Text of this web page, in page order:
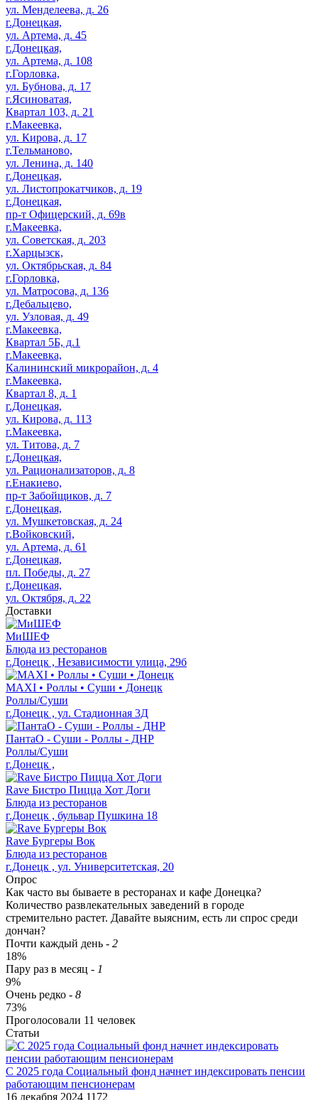
ул. Менделеева, д. 26
г.Донецкая,
ул. Артема, д. 45
г.Донецкая,
ул. Артема, д. 108
г.Горловка,
ул. Бубнова, д. 17
г.Ясиноватая,
Квартал 103, д. 21
г.Макеевка,
ул. Кирова, д. 17
г.Тельманово,
ул. Ленина, д. 140
г.Донецкая,
ул. Листопрокатчиков, д. 19
г.Донецкая,
пр-т Офицерский, д. 69в
г.Макеевка,
ул. Советская, д. 203
г.Харцызск,
ул. Октябрьская, д. 84
г.Горловка,
ул. Матросова, д. 136
г.Дебальцево,
ул. Узловая, д. 49
г.Макеевка,
Квартал 5Б, д.1
г.Макеевка,
Калининский микрорайон, д. 4
г.Макеевка,
Квартал 8, д. 1
г.Донецкая,
ул. Кирова, д. 113
г.Макеевка,
ул. Титова, д. 7
г.Донецкая,
ул. Рационализаторов, д. 8
г.Енакиево,
пр-т Забойщиков, д. 7
г.Донецкая,
ул. Мушкетовская, д. 24
г.Войковский,
ул. Артема, д. 61
г.Донецкая,
пл. Победы, д. 27
г.Донецкая,
ул. Октября, д. 22
Доставки
МиШЕФ
Блюда из ресторанов
г.Донецк , Независимости улица, 29б
MAXI • Роллы • Суши • Донецк
Роллы/Суши
г.Донецк , ул. Стадионная 3Д
ПантаО - Суши - Роллы - ДНР
Роллы/Суши
г.Донецк ,
Rave Бистро Пицца Хот Доги
Блюда из ресторанов
г.Донецк , бульвар Пушкина 18
Rave Бургеры Вок
Блюда из ресторанов
г.Донецк , ул. Университетская, 20
Опрос
Как часто вы бываете в ресторанах и кафе Донецка?
Количество развлекательных заведений в городе
стремительно растет. Давайте выясним, есть ли спрос среди
дончан?
Почти каждый день - 2
18%
Пару раз в месяц - 1
9%
Очень редко - 8
73%
Проголосовали 11 человек
Статьи
​С 2025 года Социальный фонд начнет индексировать пенсии
работающим пенсионерам
16 декабря 2024 1172